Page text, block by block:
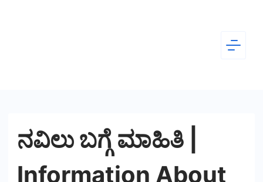
Kannada
ನವಿಲು ಬಗ್ಗೆ ಮಾಹಿತಿ |
Information About